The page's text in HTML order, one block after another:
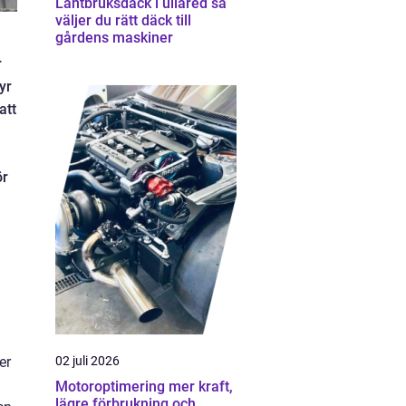
väljer du rätt däck till
gårdens maskiner
02 juli 2026
Motoroptimering mer kraft,